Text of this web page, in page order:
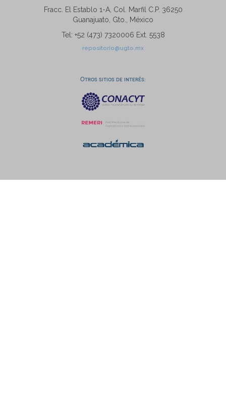
Fracc. El Establo 1-A, Col. Marfil C.P. 36250
Guanajuato, Gto., México
Tel: +52 (473) 7320006 Ext. 5538
repositorio@ugto.mx
Otros sitios de interés: